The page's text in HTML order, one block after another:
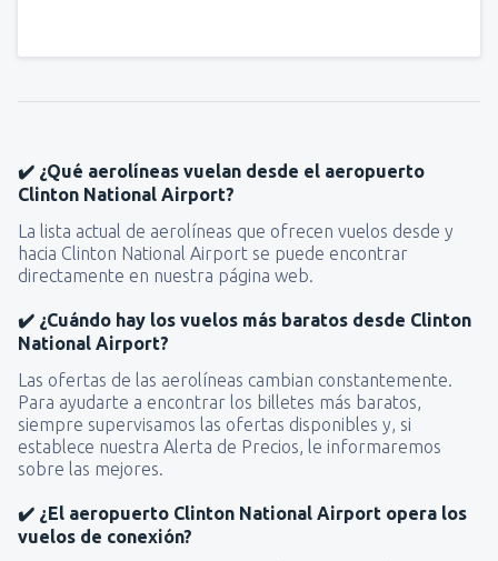
✔️ ¿Qué aerolíneas vuelan desde el aeropuerto
Clinton National Airport?
La lista actual de aerolíneas que ofrecen vuelos desde y
hacia Clinton National Airport se puede encontrar
directamente en nuestra página web.
✔️ ¿Cuándo hay los vuelos más baratos desde Clinton
National Airport?
Las ofertas de las aerolíneas cambian constantemente.
Para ayudarte a encontrar los billetes más baratos,
siempre supervisamos las ofertas disponibles y, si
establece nuestra Alerta de Precios, le informaremos
sobre las mejores.
✔️ ¿El aeropuerto Clinton National Airport opera los
vuelos de conexión?